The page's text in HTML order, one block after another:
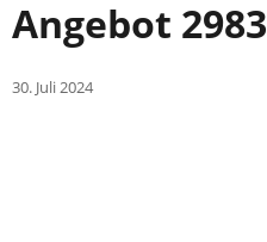
Angebot 2983
30. Juli 2024